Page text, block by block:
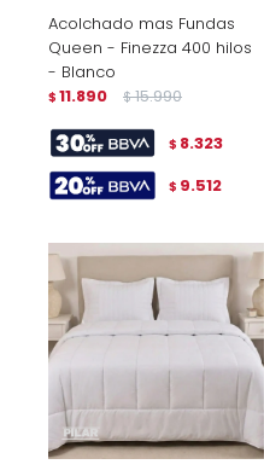
Acolchado mas Fundas
Queen - Finezza 400 hilos
- Blanco
$ 11.890 $ 15.990
$ 8.323
$ 9.512